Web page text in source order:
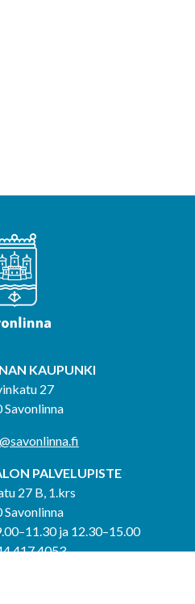
KAUPUNKI
27
Savonlinna
PALVELUPISTE
27 B, 1.krs
Savonlinna
ja 12.30–15.00
417 4053